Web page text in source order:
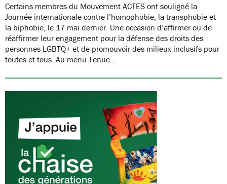
Certains membres du Mouvement ACTES ont souligné la
Journée internationale contre l’homophobie, la transphobie et
la biphobie, le 17 mai dernier. Une occasion d’affirmer ou de
réaffirmer leur engagement pour la défense des droits des
personnes LGBTQ+ et de promouvoir des milieux inclusifs pour
toutes et tous. Au menu Tenue…